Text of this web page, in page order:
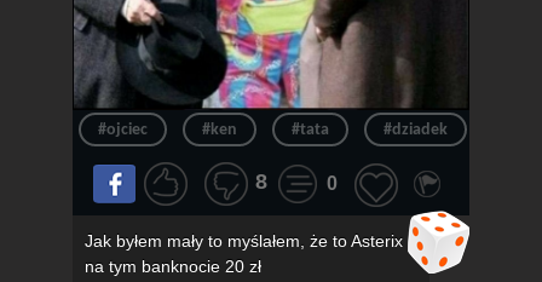
#ojciec #ken #tata #dziadek
8 0
Jak byłem mały to myślałem, że to Asterix
na tym banknocie 20 zł